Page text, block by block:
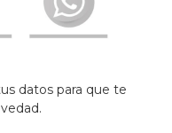
datos para que te